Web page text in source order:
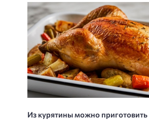
Из курятины можно приготовить